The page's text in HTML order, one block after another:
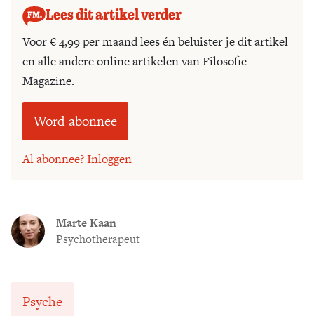
Lees dit artikel verder
Voor € 4,99 per maand lees én beluister je dit artikel
en alle andere online artikelen van Filosofie
Magazine.
Word abonnee
Al abonnee? Inloggen
Marte Kaan
Psychotherapeut
Psyche